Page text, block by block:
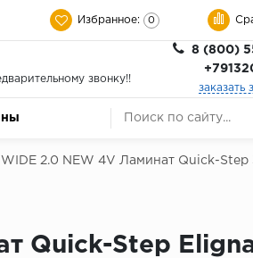
Избранное: 0
звонку!!
8 (800)
заказать
WIDE 2.0 NEW 4V Ламинат Quick-
Quick-Step